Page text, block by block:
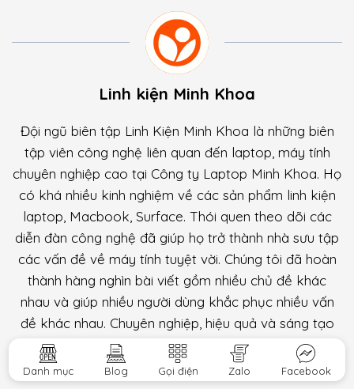
Linh kiện Minh Khoa
Đội ngũ biên tập Linh Kiện Minh Khoa là những biên
tập viên công nghệ liên quan đến laptop, máy tính
chuyên nghiệp cao tại Công ty Laptop Minh Khoa. Họ
có khá nhiều kinh nghiệm về các sản phẩm linh kiện
laptop, Macbook, Surface. Thói quen theo dõi các
diễn đàn công nghệ đã giúp họ trở thành nhà sưu tập
các vấn đề về máy tính tuyệt vời. Chúng tôi đã hoàn
thành hàng nghìn bài viết gồm nhiều chủ đề khác
nhau và giúp nhiều người dùng khắc phục nhiều vấn
đề khác nhau. Chuyên nghiệp, hiệu quả và sáng tạo
luôn là mục tiêu theo đuổi của đội ngũ biên tập viên.
Danh mục Blog Gọi điện Zalo Facebook